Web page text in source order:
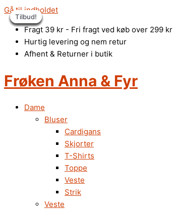
Gå til indholdet
Fragt 39 kr - Fri fragt ved køb over 299 kr
Hurtig levering og nem retur
Afhent & Returner i butik
Frøken Anna & Fyr
Dame
Bluser
Cardigans
Skjorter
T-Shirts
Toppe
Veste
Strik
Veste
Tilbud!
Tilbud!
Tilbud!
Tilbud!
Tilbud!
Tilbud!
Tilbud!
Tilbud!